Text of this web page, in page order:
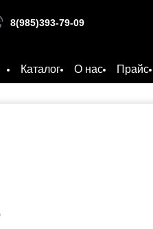
8(985)393-79-09
Каталог О нас Прайс